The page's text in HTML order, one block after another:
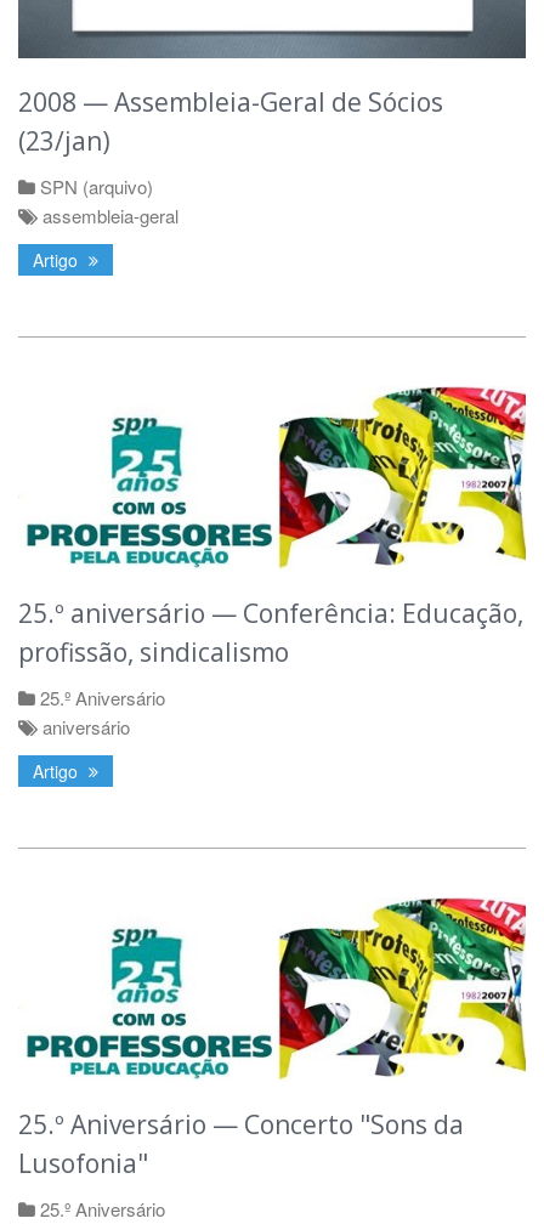
2008 — Assembleia-Geral de Sócios
(23/jan)
SPN (arquivo)
assembleia-geral
Artigo
25.º aniversário — Conferência: Educação,
profissão, sindicalismo
25.º Aniversário
aniversário
Artigo
25.º Aniversário — Concerto "Sons da
Lusofonia"
25.º Aniversário